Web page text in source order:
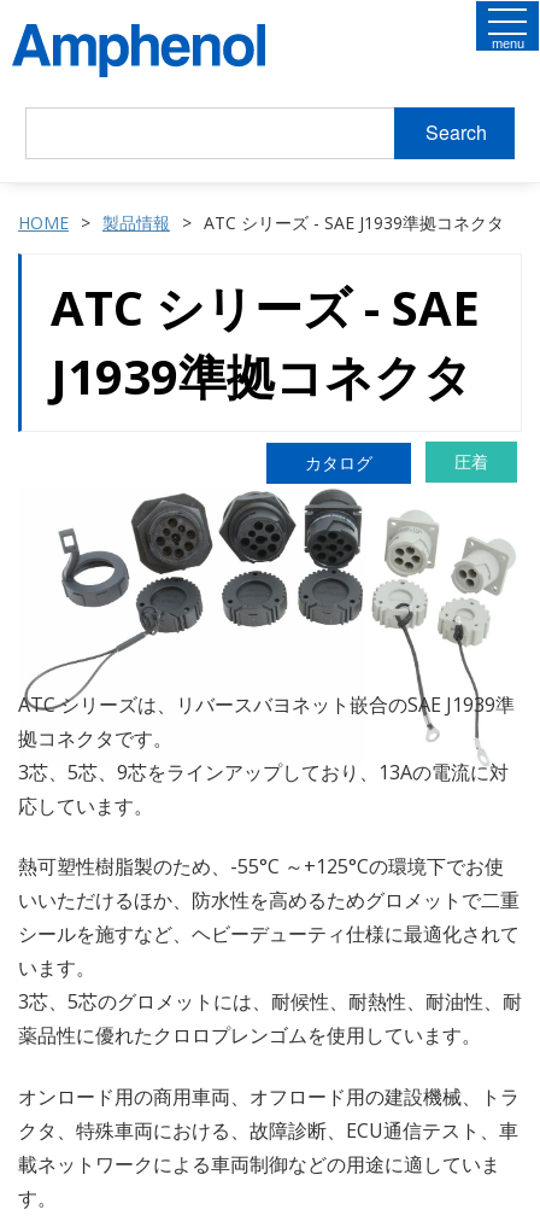
Search
menu
HOME 製品情報 ATC シリーズ - SAE J1939準拠コネクタ
ATC シリーズ - SAE
J1939準拠コネクタ
カタログ 圧着
ATC シリーズは、リバースバヨネット嵌合のSAE J1939準
拠コネクタです。
3芯、5芯、9芯をラインアップしており、13Aの電流に対
応しています。
熱可塑性樹脂製のため、-55°C ～+125°Cの環境下でお使
いいただけるほか、防水性を高めるためグロメットで二重
シールを施すなど、ヘビーデューティ仕様に最適化されて
います。
3芯、5芯のグロメットには、耐候性、耐熱性、耐油性、耐
薬品性に優れたクロロプレンゴムを使用しています。
オンロード用の商用車両、オフロード用の建設機械、トラ
クタ、特殊車両における、故障診断、ECU通信テスト、車
載ネットワークによる車両制御などの用途に適していま
す。